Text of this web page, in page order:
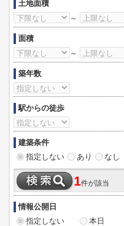
土地面積
～
面積
～
築年数
駅からの徒歩
建築条件
指定しない
あり なし
1件が該当
情報公開日
指定しない
本日